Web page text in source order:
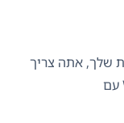
שלך, אתה צריך
אסימון גישה כדי לחבר WPML עם